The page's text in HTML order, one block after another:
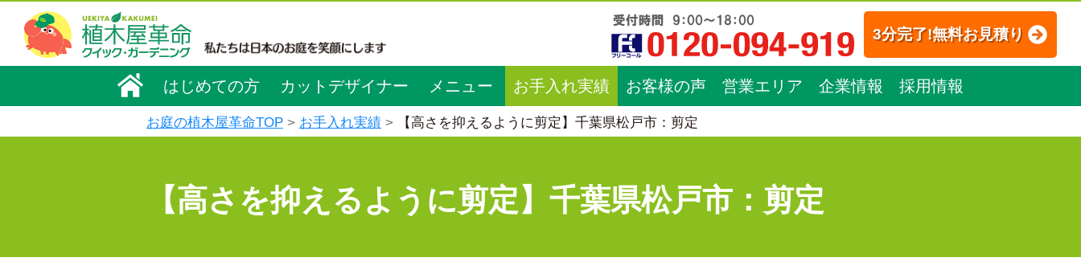
3分完了!無料お見積り
はじめての方 カットデザイナー メニュー お手入れ実績 お客様の声 営業エリア 企業情報 採用情報
お庭の植木屋革命TOP お手入れ実績 【高さを抑えるように剪定】千葉県松戸市：剪定
【高さを抑えるように剪定】千葉県松戸市：剪定